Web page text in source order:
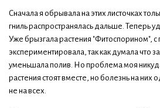
Сначала я обрывала на этих листочках
гниль распространялась дальше. Теперь
Уже брызгала растения "Фитоспорином", с
экспериментировала, так как думала что
уменьшала полив. Но проблема моя
растения стоят вместе, но болезнь на них
не на всех.